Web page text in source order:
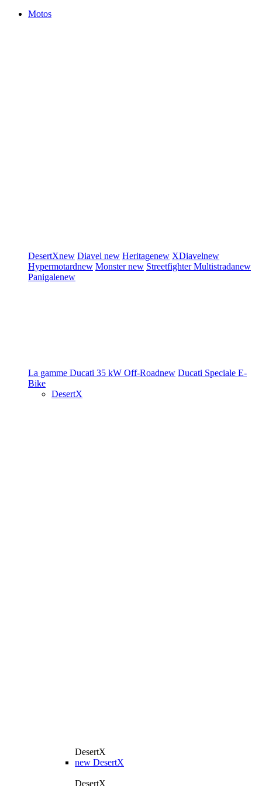
Motos
DesertXnew Diavel new Heritagenew XDiavelnew
Hypermotardnew Monsternew StreetfighterMultistradanew
Panigalenew
La gamme Ducati 35 kW Off-Roadnew Ducati Speciale E-
Bike
DesertX
DesertX
new DesertX
DesertX